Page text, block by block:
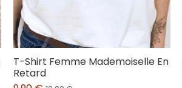
T-Shirt Femme Mademoiselle En
Retard